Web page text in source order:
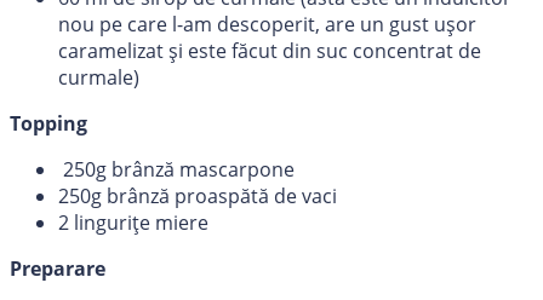
nou pe care l-am descoperit, are un gust ușor
caramelizat și este făcut din suc concentrat de
curmale)
Topping
250g brânză mascarpone
250g brânză proaspătă de vaci
2 lingurițe miere
Preparare